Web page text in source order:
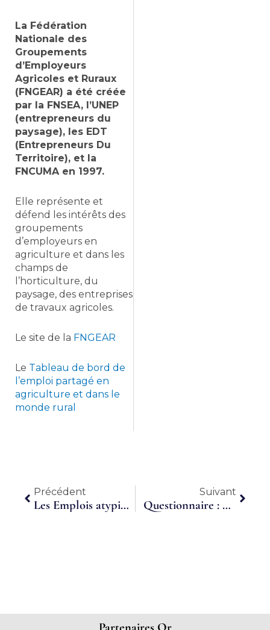
La Fédération
Nationale des
Groupements
d’Employeurs
Agricoles et Ruraux
(FNGEAR) a été créée
par la FNSEA, l’UNEP
(entrepreneurs du
paysage), les EDT
(Entrepreneurs Du
Territoire), et la
FNCUMA en 1997.
Elle représente et
défend les intérêts des
groupements
d’employeurs en
agriculture et dans les
champs de
l’horticulture, du
paysage, des entreprises
de travaux agricoles.
Le site de la FNGEAR
Le Tableau de bord de
l’emploi partagé en
agriculture et dans le
monde rural
Précédent
Précédent
Les Emplois atypiques. Quelles réponses au besoin de flexicurité ?
Suivant
Questionnaire : baromètre 2015 du temps partagé